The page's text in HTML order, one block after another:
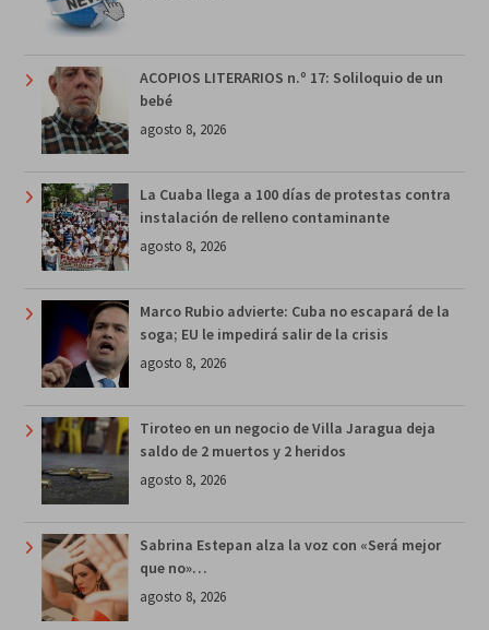
ACOPIOS LITERARIOS n.º 17: Soliloquio de un
bebé
agosto 8, 2026
La Cuaba llega a 100 días de protestas contra
instalación de relleno contaminante
agosto 8, 2026
Marco Rubio advierte: Cuba no escapará de la
soga; EU le impedirá salir de la crisis
agosto 8, 2026
Tiroteo en un negocio de Villa Jaragua deja
saldo de 2 muertos y 2 heridos
agosto 8, 2026
Sabrina Estepan alza la voz con «Será mejor
que no»…
agosto 8, 2026